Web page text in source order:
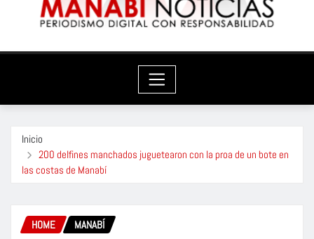
Inicio
200 delfines manchados juguetearon con la proa de un bote en
las costas de Manabí
HOME MANABÍ